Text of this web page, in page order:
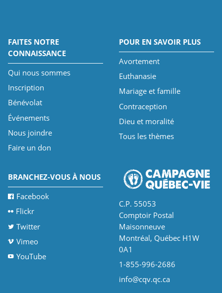
FAITES NOTRE
CONNAISSANCE
Qui nous sommes
Inscription
Bénévolat
Événements
Nous joindre
Faire un don
POUR EN SAVOIR PLUS
Avortement
Euthanasie
Mariage et famille
Contraception
Dieu et moralité
Tous les thèmes
BRANCHEZ-VOUS À NOUS
Facebook
Flickr
Twitter
Vimeo
YouTube
C.P. 55053
Comptoir Postal
Maisonneuve
Montréal, Québec H1W
0A1
1-855-996-2686
info@cqv.qc.ca